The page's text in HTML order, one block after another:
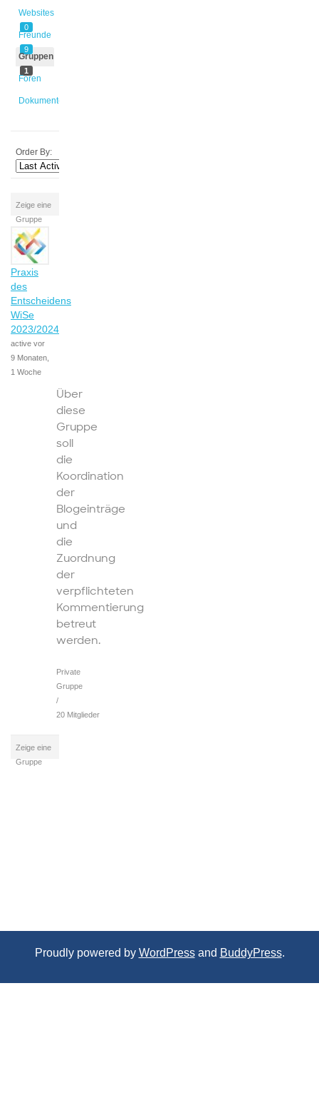
Websites
0
Freunde
9
Gruppen
1
Foren
Dokumente
Order By:
Zeige eine
Gruppe
Praxis
des
Entscheidens
WiSe
2023/2024
active vor
9 Monaten,
1 Woche
Über
diese
Gruppe
soll
die
Koordination
der
Blogeinträge
und
die
Zuordnung
der
verpflichteten
Kommentierung
betreut
werden.
Private
Gruppe
/
20 Mitglieder
Zeige eine
Gruppe
Proudly powered by WordPressand BuddyPress.